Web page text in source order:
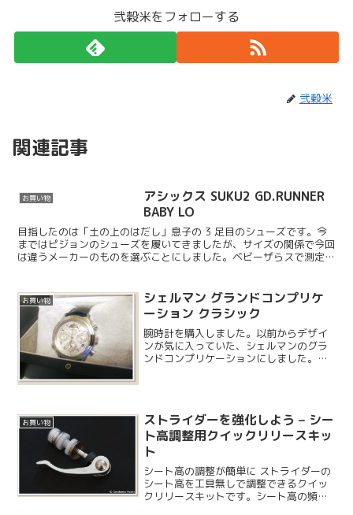
弐穀米をフォローする
弐穀米
関連記事
お買い物
アシックス SUKU2 GD.RUNNER
BABY LO
目指したのは「土の上のはだし」息子の 3 足目のシューズです。今
まではピジョンのシューズを履いてきましたが、サイズの関係で今回
は違うメーカーのものを選ぶことにしました。ベビーザらスで測定し
お買い物
シェルマン グランドコンプリケ
ーション クラシック
腕時計を購入しました。以前からデザイ
ンが気に入っていた、シェルマンのグラ
ンドコンプリケーションにしました。見
お買い物
ストライダーを強化しよう – シー
ト高調整用クイックリリースキッ
ト
シート高の調整が簡単に ストライダーの
シート高を工具無しで調整できるクイッ
クリリースキットです。シート高の頻繁